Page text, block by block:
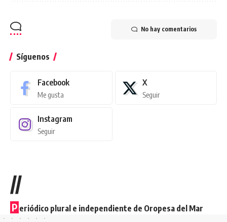
No hay comentarios
Síguenos
Facebook
Me gusta
X
Seguir
Instagram
Seguir
//
P eriódico plural e independiente de Oropesa del Mar